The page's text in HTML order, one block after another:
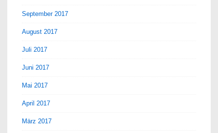
September 2017
August 2017
Juli 2017
Juni 2017
Mai 2017
April 2017
März 2017